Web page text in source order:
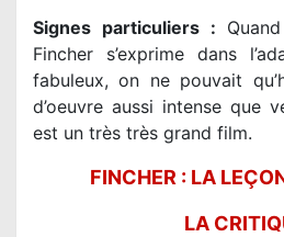
Signes particuliers :
Fincher s’exprime dans
fabuleux, on ne pouvait
d’oeuvre aussi intense que
est un très très grand film.
FINCHER : LA
LA